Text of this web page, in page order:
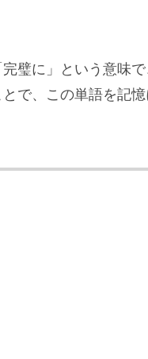
璧に」という意味
で、この単語を記憶